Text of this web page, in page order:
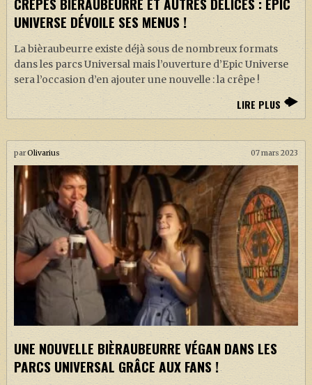
UNIVERSE DÉVOILE SES MENUS !
La bièraubeurre existe déjà sous de nombreux formats
dans les parcs Universal mais l’ouverture d’Epic Universe
sera l’occasion d’en ajouter une nouvelle : la crêpe !
LIRE PLUS
parOlivarius 07 mars 2023
UNE NOUVELLE BIÈRAUBEURRE VÉGAN DANS LES
PARCS UNIVERSAL GRÂCE AUX FANS !